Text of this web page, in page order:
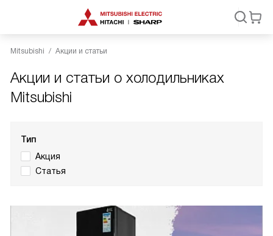
Mitsubishi Акции и статьи
Акции и статьи о холодильниках
Mitsubishi
Тип
Акция
Статья